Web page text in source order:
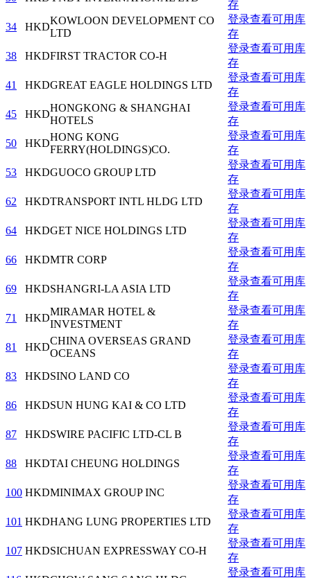
存
34
HKD
KOWLOON DEVELOPMENT CO
LTD
登录查看可用库
存
38
HKDFIRST TRACTOR CO-H
登录查看可用库
存
41
HKDGREAT EAGLE HOLDINGS LTD
登录查看可用库
存
45
HKD
HONGKONG & SHANGHAI
HOTELS
登录查看可用库
存
50
HKD
HONG KONG
FERRY(HOLDINGS)CO.
登录查看可用库
存
53
HKDGUOCO GROUP LTD
登录查看可用库
存
62
HKDTRANSPORT INTL HLDG LTD
登录查看可用库
存
64
HKDGET NICE HOLDINGS LTD
登录查看可用库
存
66
HKDMTR CORP
登录查看可用库
存
69
HKDSHANGRI-LA ASIA LTD
登录查看可用库
存
71
HKD
MIRAMAR HOTEL &
INVESTMENT
登录查看可用库
存
81
HKD
CHINA OVERSEAS GRAND
OCEANS
登录查看可用库
存
83
HKDSINO LAND CO
登录查看可用库
存
86
HKDSUN HUNG KAI & CO LTD
登录查看可用库
存
87
HKDSWIRE PACIFIC LTD-CL B
登录查看可用库
存
88
HKDTAI CHEUNG HOLDINGS
登录查看可用库
存
100 HKDMINIMAX GROUP INC
登录查看可用库
存
101 HKDHANG LUNG PROPERTIES LTD
登录查看可用库
存
107 HKDSICHUAN EXPRESSWAY CO-H
登录查看可用库
存
登录查看可用库